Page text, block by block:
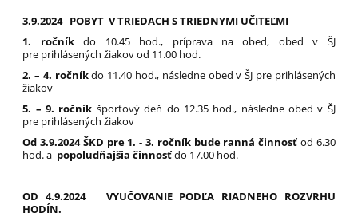
3.9.2024 POBYT V TRIEDACH S TRIEDNYMI UČITEĽMI
1. ročníkdo 10.45 hod., príprava na obed, obed v ŠJ
pre prihlásených žiakov od 11.00 hod.
2. – 4. ročníkdo 11.40 hod., následne obed v ŠJ pre prihlásených
žiakov
5. – 9. ročník športový deň do 12.35 hod., následne obed v ŠJ
pre prihlásených žiakov
Od 3.9.2024 ŠKD pre 1. - 3. ročník bude ranná činnosť od 6.30
hod. a popoludňajšia činnosťdo 17.00 hod.
OD 4.9.2024 VYUČOVANIE PODĽA RIADNEHO ROZVRHU
HODÍN.